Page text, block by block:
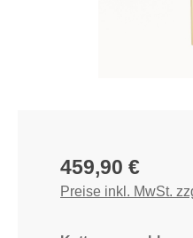
Regulärer Preis:
459,90 €
Preise inkl. MwSt.